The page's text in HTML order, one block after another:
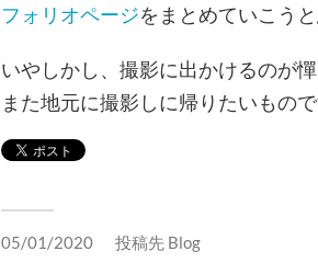
フォリオページをまとめていこうと
いやしかし、撮影に出かけるのが
また地元に撮影しに帰りたいもので
05/01/2020 投稿先 Blog